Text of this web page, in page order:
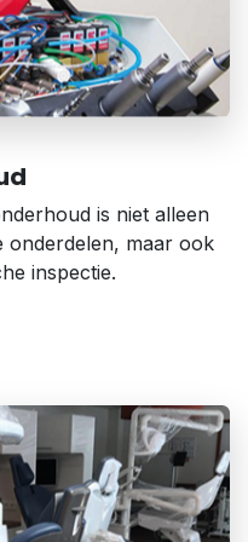
is niet alleen
onderdelen, maar ook
inspectie.